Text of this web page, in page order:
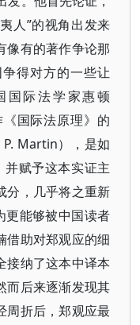
人”的视角出发来
像有的著作争论那
得对方的一些让
国际法学家惠顿
国际法原理》的
Martin），是如
并赋予这本实证主
分，几乎将之重新
更能够被中国读者
借助对郑观应的细
接纳了这本中译本
而后来逐渐发现其
周折后，郑观应最